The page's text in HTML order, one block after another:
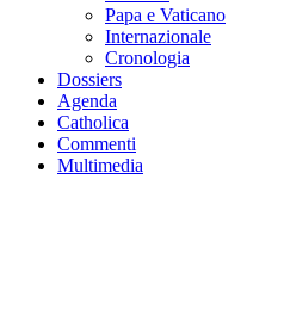
Papa e Vaticano
Internazionale
Cronologia
Dossiers
Agenda
Catholica
Commenti
Multimedia